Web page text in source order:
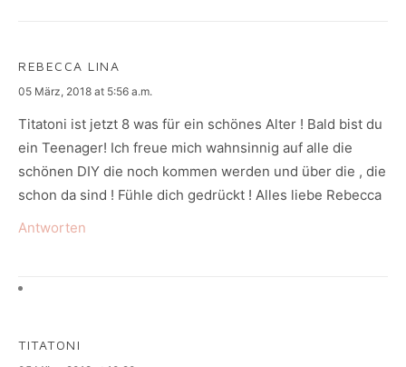
REBECCA LINA
says:
05 März, 2018 at 5:56 a.m.
Titatoni ist jetzt 8 was für ein schönes Alter ! Bald bist du
ein Teenager! Ich freue mich wahnsinnig auf alle die
schönen DIY die noch kommen werden und über die , die
schon da sind ! Fühle dich gedrückt ! Alles liebe Rebecca
Antworten
TITATONI